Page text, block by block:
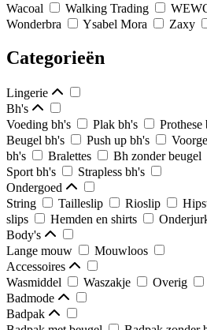
Wacoal
Walking Trading
Wonderbra
Ysabel Mora Zaxy
Categorieën
Lingerie
Bh's
Voeding bh's
Plak bh's Prothese
Beugel bh's
Push up bh's
bh's
Bralettes Bh zonder beugel
Sport bh's
Strapless bh's
Ondergoed
String
Tailleslip Rioslip
slips
Hemden en shirts
Body's
Lange mouw
Mouwloos
Accessoires
Wasmiddel
Waszakje Overig
Badmode
Badpak